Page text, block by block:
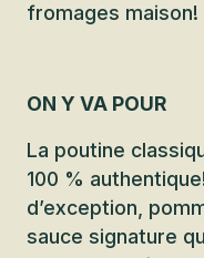
fromages maison!
ON Y VA POUR
La poutine
100 %
d’exception,
sauce signature